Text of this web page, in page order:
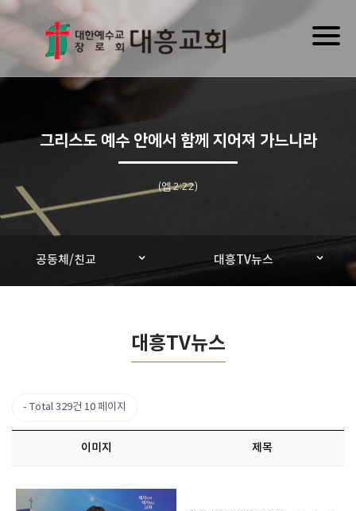
그리스도 예수 안에서 함께 지어져 가느니라
(엡 2:22)
공동체/친교 대흥TV뉴스
대흥TV뉴스
Total 329건 10 페이지
이미지 제목